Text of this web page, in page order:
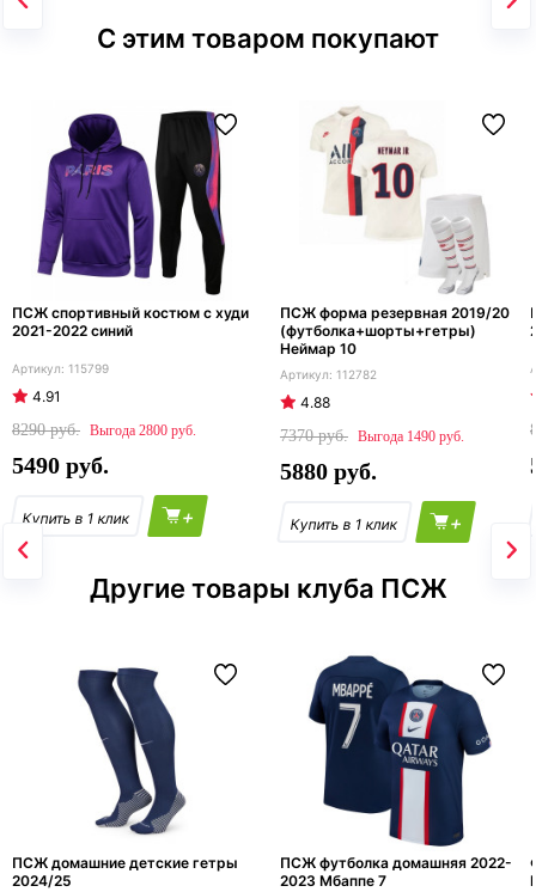
С этим товаром покупают
ПСЖ спортивный костюм с худи
2021-2022 синий
115799
4.91
8290
2800
5490
+
ПСЖ форма резервная 2019/20
(футболка+шорты+гетры)
Неймар 10
112782
4.88
7370
1490
5880
+
Другие товары клуба ПСЖ
ПСЖ домашние детские гетры
2024/25
ПСЖ футболка домашняя 2022-
2023 Мбаппе 7